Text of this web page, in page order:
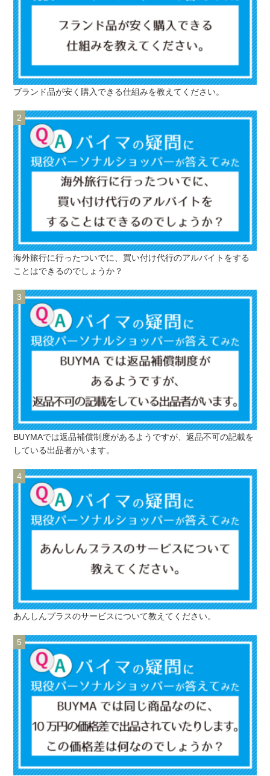
ブランド品が安く購入できる仕組みを教えてください。
海外旅行に行ったついでに、買い付け代行のアルバイトをする
ことはできるのでしょうか？
BUYMAでは返品補償制度があるようですが、返品不可の記載を
している出品者がいます。
あんしんプラスのサービスについて教えてください。